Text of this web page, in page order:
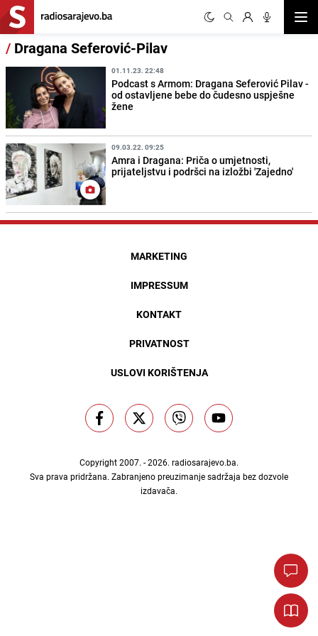
/ Dragana Seferović-Pilav
01.11.23. 22:48
Podcast s Armom: Dragana Seferović Pilav -
od ostavljene bebe do čudesno uspješne
žene
09.03.22. 09:25
Amra i Dragana: Priča o umjetnosti,
prijateljstvu i podršci na izložbi 'Zajedno'
MARKETING
IMPRESSUM
KONTAKT
PRIVATNOST
USLOVI KORIŠTENJA
Copyright 2007. - 2026. radiosarajevo.ba.
Sva prava pridržana. Zabranjeno preuzimanje sadržaja bez dozvole
izdavača.